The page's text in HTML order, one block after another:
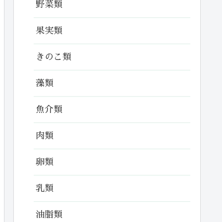
野菜類
果実類
きのこ類
藻類
魚介類
肉類
卵類
乳類
油脂類